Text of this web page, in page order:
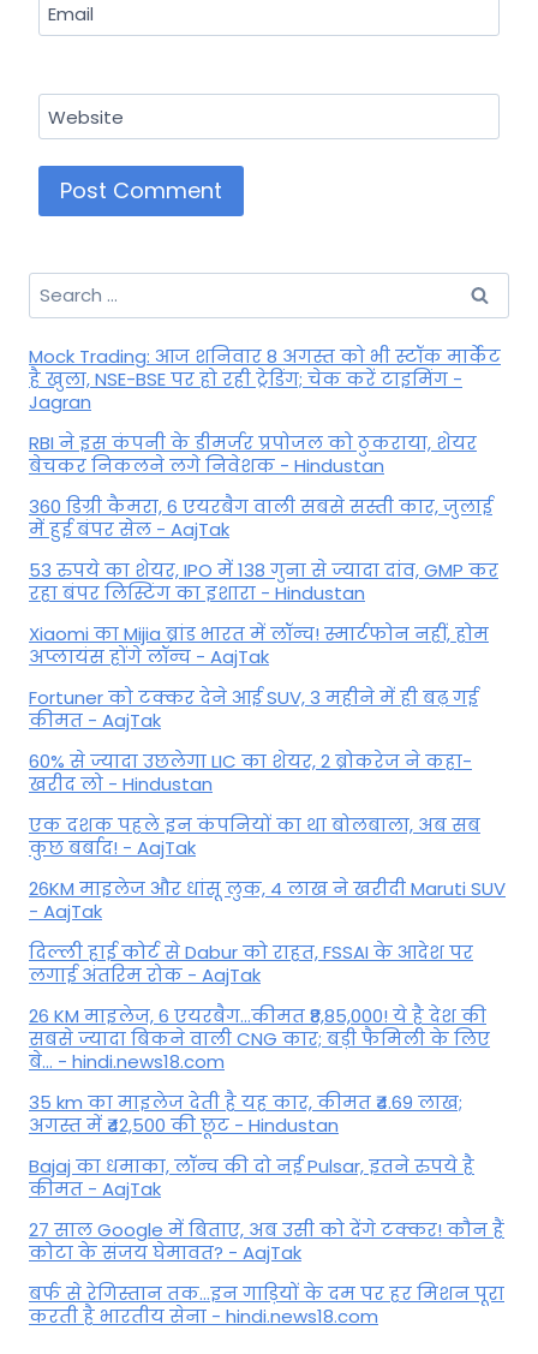
Email
Website
Search
for:
Mock Trading: आज शनिवार 8 अगस्त को भी स्टॉक मार्केट
है खुला, NSE-BSE पर हो रही ट्रेडिंग; चेक करें टाइमिंग -
Jagran
RBI ने इस कंपनी के डीमर्जर प्रपोजल को ठुकराया, शेयर
बेचकर निकलने लगे निवेशक - Hindustan
360 डिग्री कैमरा, 6 एयरबैग वाली सबसे सस्ती कार, जुलाई
में हुई बंपर सेल - AajTak
53 रुपये का शेयर, IPO में 138 गुना से ज्यादा दांव, GMP कर
रहा बंपर लिस्टिंग का इशारा - Hindustan
Xiaomi का Mijia ब्रांड भारत में लॉन्च! स्मार्टफोन नहीं, होम
अप्लायंस होंगे लॉन्च - AajTak
Fortuner को टक्कर देने आई SUV, 3 महीने में ही बढ़ गई
कीमत - AajTak
60% से ज्यादा उछलेगा LIC का शेयर, 2 ब्रोकरेज ने कहा-
खरीद लो - Hindustan
एक दशक पहले इन कंपनियों का था बोलबाला, अब सब
कुछ बर्बाद! - AajTak
26KM माइलेज और धांसू लुक, 4 लाख ने खरीदी Maruti SUV
- AajTak
दिल्ली हाई कोर्ट से Dabur को राहत, FSSAI के आदेश पर
लगाई अंतरिम रोक - AajTak
26 KM माइलेज, 6 एयरबैग...कीमत ₹8,85,000! ये है देश की
सबसे ज्यादा बिकने वाली CNG कार; बड़ी फैमिली के लिए
बे... - hindi.news18.com
35 km का माइलेज देती है यह कार, कीमत ₹4.69 लाख;
अगस्त में ₹42,500 की छूट - Hindustan
Bajaj का धमाका, लॉन्च की दो नई Pulsar, इतने रुपये है
कीमत - AajTak
27 साल Google में बिताए, अब उसी को देंगे टक्कर! कौन हैं
कोटा के संजय घेमावत? - AajTak
बर्फ से रेगिस्तान तक...इन गाड़ियों के दम पर हर मिशन पूरा
करती है भारतीय सेना - hindi.news18.com